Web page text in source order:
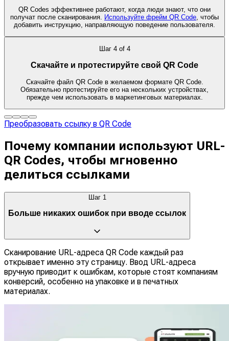
QR Codes эффективнее работают, когда люди знают, что они
получат после сканирования.
Используйте фрейм QR Code , чтобы
добавить инструкцию, направляющую поведение пользователя.
Шаг 4 of 4
Скачайте и протестируйте свой QR Code
Скачайте файл QR Code в желаемом формате QR Code.
Обязательно протестируйте его на нескольких устройствах,
прежде чем использовать в маркетинговых материалах.
Преобразовать ссылку в QR Code
Почему компании используют URL-
QR Codes, чтобы мгновенно
делиться ссылками
Шаг 1
Больше никаких ошибок при вводе ссылок
Сканирование URL-адреса QR Code каждый раз
открывает именно эту страницу. Ввод URL-адреса
вручную приводит к ошибкам, которые стоят компаниям
конверсий, особенно на упаковке и в печатных
материалах.